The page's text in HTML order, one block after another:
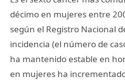
décimo en mujeres entre
según el Registro Nacional
incidencia (el número de
ha mantenido estable en
en mujeres ha